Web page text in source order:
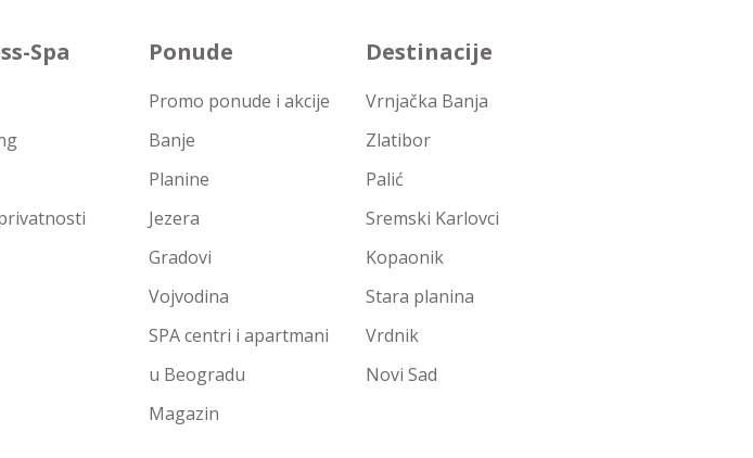
Spa Ponude
Promo ponude i akcije
Banje
Planine
Jezera
Gradovi
Vojvodina
SPA centri i apartmani
u Beogradu
Magazin
Destinacije
Vrnjačka Banja
Zlatibor
Palić
Sremski Karlovci
Kopaonik
Stara planina
Vrdnik
Novi Sad